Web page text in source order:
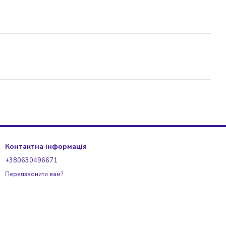
Контактна інформація
+380630496671
Передзвонити вам?